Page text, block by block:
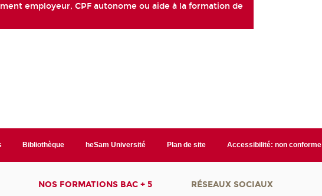
employeur, CPF autonome ou aide à la formation de
Bibliothèque heSam Université Plan de site Accessibilité: non conforme
NOS FORMATIONS BAC + 5 RÉSEAUX SOCIAUX